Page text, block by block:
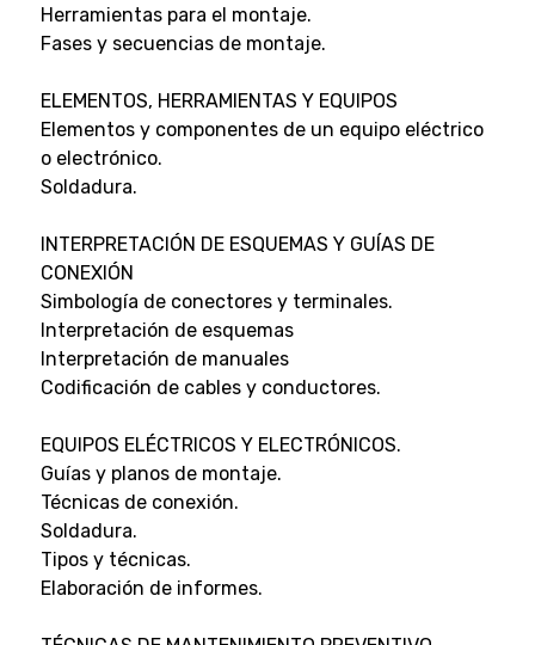
Herramientas para el montaje.
Fases y secuencias de montaje.
ELEMENTOS, HERRAMIENTAS Y EQUIPOS
Elementos y componentes de un equipo eléctrico
o electrónico.
Soldadura.
INTERPRETACIÓN DE ESQUEMAS Y GUÍAS DE
CONEXIÓN
Simbología de conectores y terminales.
Interpretación de esquemas
Interpretación de manuales
Codificación de cables y conductores.
EQUIPOS ELÉCTRICOS Y ELECTRÓNICOS.
Guías y planos de montaje.
Técnicas de conexión.
Soldadura.
Tipos y técnicas.
Elaboración de informes.